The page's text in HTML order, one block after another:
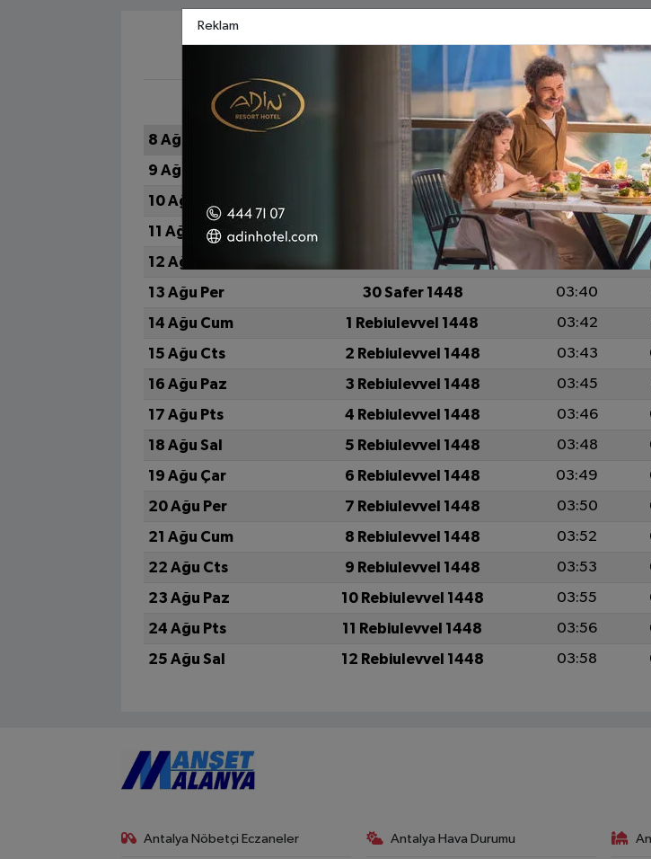
RIZE AYLIK
İMSAK
8 Ağu Cts
25 Safer 1448 03:33
9 Ağu Paz
26 Safer 1448 03:34
10 Ağu Pts
27 Safer 1448 03:36
11 Ağu Sal
28 Safer 1448 03:37
12 Ağu Çar
29 Safer 1448 03:39
13 Ağu Per
30 Safer 1448 03:40
14 Ağu Cum
1 Rebiulevvel 1448 03:42
15 Ağu Cts
2 Rebiulevvel 1448 03:43
16 Ağu Paz
3 Rebiulevvel 1448 03:45
17 Ağu Pts
4 Rebiulevvel 1448 03:46
18 Ağu Sal
5 Rebiulevvel 1448 03:48
19 Ağu Çar
6 Rebiulevvel 1448 03:49
20 Ağu Per
7 Rebiulevvel 1448 03:50
21 Ağu Cum
8 Rebiulevvel 1448 03:52
22 Ağu Cts
9 Rebiulevvel 1448 03:53
23 Ağu Paz
10 Rebiulevvel 1448 03:55
24 Ağu Pts
11 Rebiulevvel 1448 03:56
25 Ağu Sal
12 Rebiulevvel 1448 03:58
Antalya Nöbetçi Eczaneler Antalya Hava Durumu
Reklam